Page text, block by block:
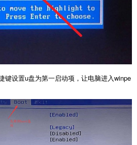
键设置u盘为第一启动项，让电脑进入winpe